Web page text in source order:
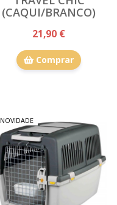
(CAQUI/BRANCO)
21,90 €
Comprar
NOVIDADE